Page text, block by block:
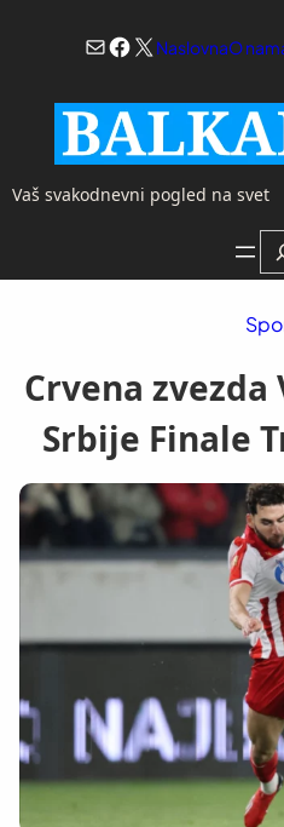
Mail
Facebook
X NaslovnaO
Vaš svakodnevni pogled na svet
Crvena
Srbije Finale